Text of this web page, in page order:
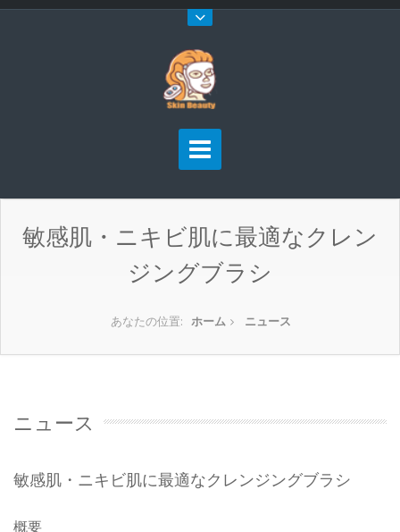
敏感肌・ニキビ肌に最適なクレン
ジングブラシ
あなたの位置: ホーム ニュース
ニュース
敏感肌・ニキビ肌に最適なクレンジングブラシ
概要